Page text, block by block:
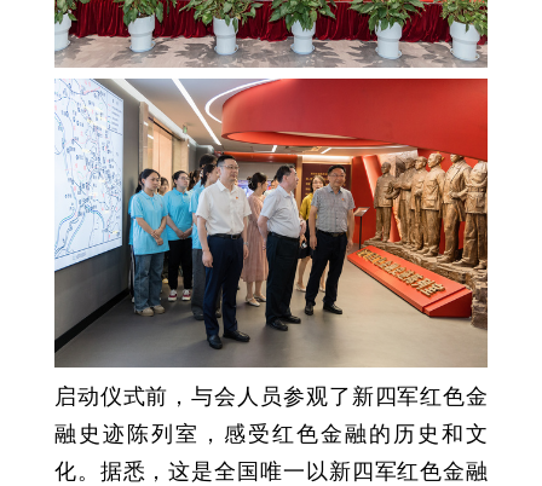
启动仪式前，与会人员参观了新四军红色金
融史迹陈列室，感受红色金融的历史和文
化。据悉，这是全国唯一以新四军红色金融